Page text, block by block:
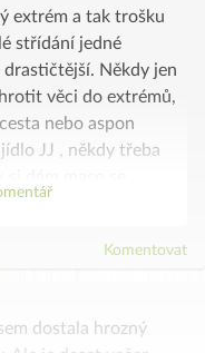
extrém a tak trošku
střídání jedné
Někdy jen
věci do extrémů,
nebo aspon
JJ , někdy třeba
(smažené je ale spíš
den teploty 30+
JJ a často dělám i
Komentovat
dostala hrozný